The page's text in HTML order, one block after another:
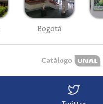
Bogotá
Catálogo